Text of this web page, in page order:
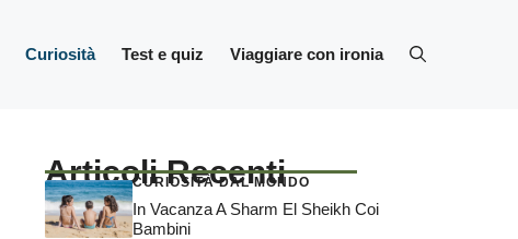
Curiosità Test e quiz Viaggiare con ironia
Articoli Recenti
CURIOSITÀ DAL MONDO
In Vacanza A Sharm El Sheikh Coi
Bambini